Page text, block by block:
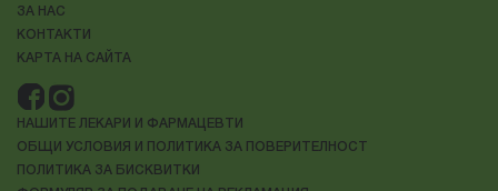
ЗА НАС
КОНТАКТИ
КАРТА НА САЙТА
НАШИТЕ ЛЕКАРИ И ФАРМАЦЕВТИ
ОБЩИ УСЛОВИЯ И ПОЛИТИКА ЗА ПОВЕРИТЕЛНОСТ
ПОЛИТИКА ЗА БИСКВИТКИ